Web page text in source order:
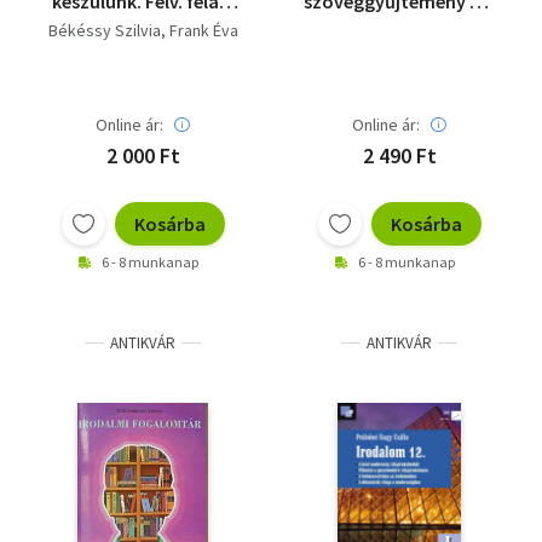
4., 6., 8. o.nak (mat.,
Békéssy Szilvia Frank Éva
Online ár:
2 000 Ft
Kosárba
6 - 8 munkanap
Online ár:
2 490 Ft
Kosárba
6 - 8 munkanap
ANTIKVÁR ANTIKVÁR